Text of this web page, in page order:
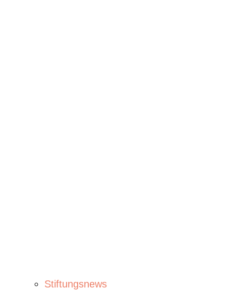
Stiftungsnews